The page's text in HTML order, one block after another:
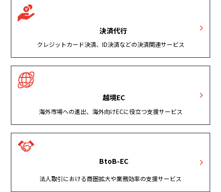
決済代行
クレジットカード決済、ID決済などの決済関連サービス
越境EC
海外市場への進出、海外向けECに役立つ支援サービス
BtoB-EC
法人取引における商圏拡大や業務効率の支援サービス